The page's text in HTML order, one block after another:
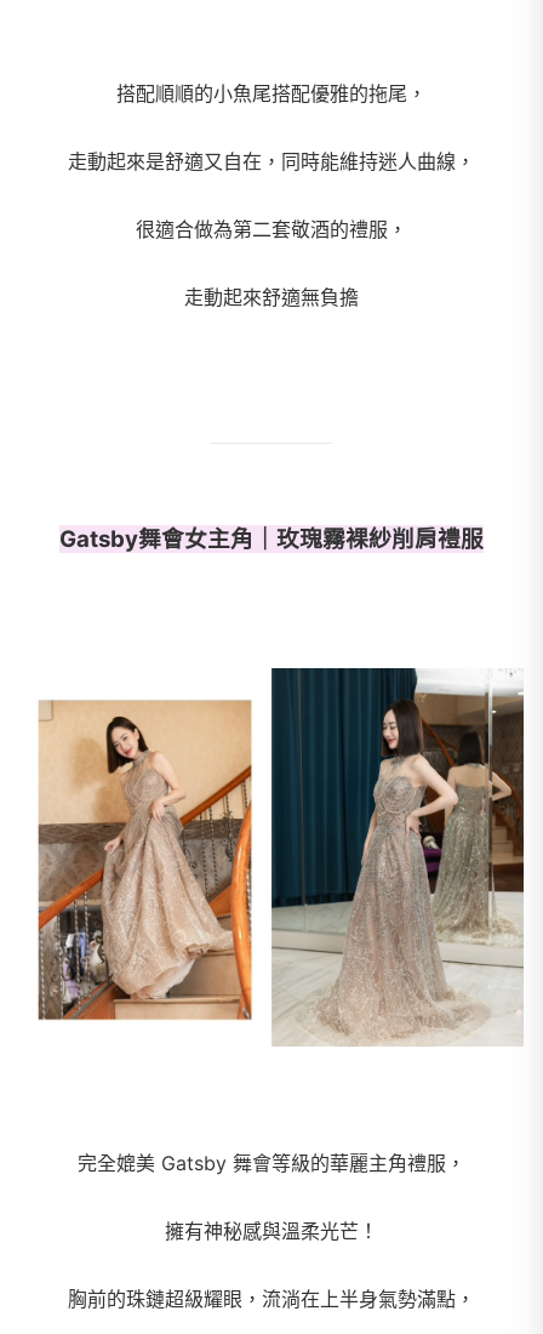
搭配順順的小魚尾搭配優雅的拖尾，
走動起來是舒適又自在，同時能維持迷人曲線，
很適合做為第二套敬酒的禮服，
走動起來舒適無負擔
Gatsby舞會女主角｜玫瑰霧裸紗削肩禮服
完全媲美 Gatsby 舞會等級的華麗主角禮服，
擁有神秘感與溫柔光芒！
胸前的珠鏈超級耀眼，流淌在上半身氣勢滿點，